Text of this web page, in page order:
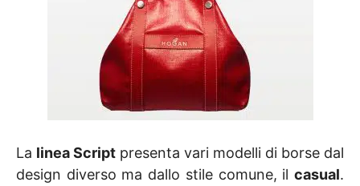
La linea Script presenta vari modelli di borse dal
design diverso ma dallo stile comune, il casual.